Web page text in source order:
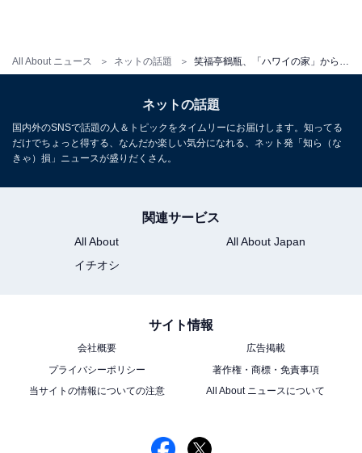
All About ニュース ネットの話題 笑福亭鶴瓶、「ハワイの家」から年明けを報告！ 「お家バレちゃわないですか？」「凄～い！立派な家」
ネットの話題
国内外のSNSで話題の人＆トピックをタイムリーにお届けします。知ってる
だけでちょっと得する、なんだか楽しい気分になれる、ネット発「知ら（な
きゃ）損」ニュースが盛りだくさん。
関連サービス
All About
All About Japan
イチオシ
サイト情報
会社概要
広告掲載
プライバシーポリシー
著作権・商標・免責事項
当サイトの情報についての注意
All About ニュースについて